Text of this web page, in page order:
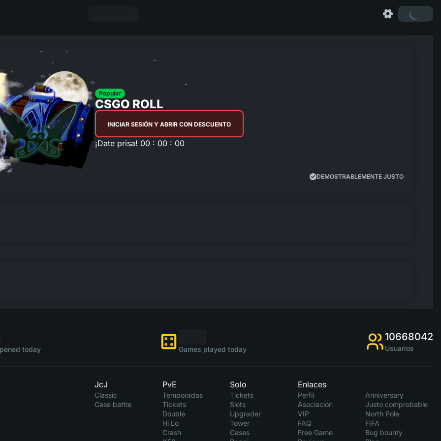
Popular
CSGO ROLL
INICIAR SESIÓN Y ABRIR CON DESCUENTO
¡Date prisa! 00 : 00 : 00
DEMOSTRABLEMENTE JUSTO
today Games played today
10668042
Usuarios
JcJ
Classic
Case battle
PvE
Temporadas
Tickets
Double
Hi Lo
Crash
Solo
Tickets
Slots
Upgrader
Tower
Cases
Enlaces
Perfil
Asociación
VIP
FAQ
Free Game
Anniversary
Justo comprobable
North Pole
FIFA
Bug bounty